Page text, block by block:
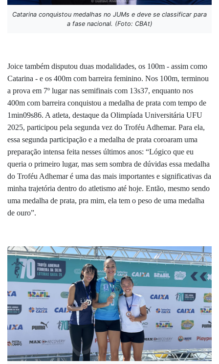
Catarina conquistou medalhas no JUMs e deve se classificar para
a fase nacional. (Foto: CBAt)
Joice também disputou duas modalidades, os 100m - assim como
Catarina - e os 400m com barreira feminino. Nos 100m, terminou
a prova em 7º lugar nas semifinais com 13s37, enquanto nos
400m com barreira conquistou a medalha de prata com tempo de
1min09s86. A atleta, destaque da Olimpíada Universitária UFU
2025, participou pela segunda vez do Troféu Adhemar. Para ela,
essa segunda participação e a medalha de prata coroaram uma
preparação intensa feita nesses últimos anos: “Lógico que eu
queria o primeiro lugar, mas sem sombra de dúvidas essa medalha
do Troféu Adhemar é uma das mais importantes e significativas da
minha trajetória dentro do atletismo até hoje. Então, mesmo sendo
uma medalha de prata, pra mim, ela tem o peso de uma medalha
de ouro”.